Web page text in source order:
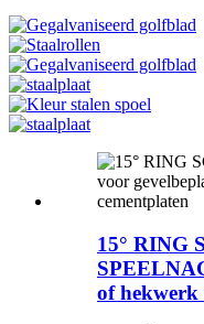
15° RING
of hekwerk